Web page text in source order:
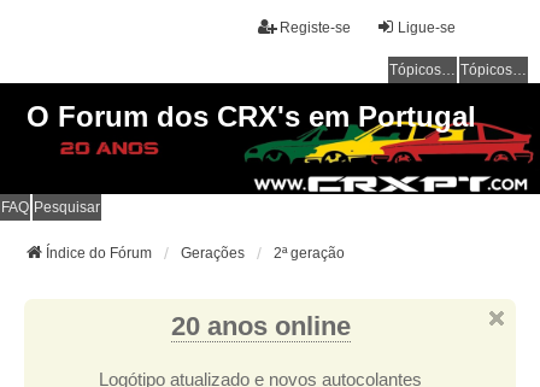
Ligue-se
Registe-se
Tópicos sem resposta Tópicos ativos
O Forum dos CRX's em Portugal
FAQ Pesquisar
Índice do Fórum Gerações 2ª geração
20 anos online
Logótipo atualizado e novos autocolantes